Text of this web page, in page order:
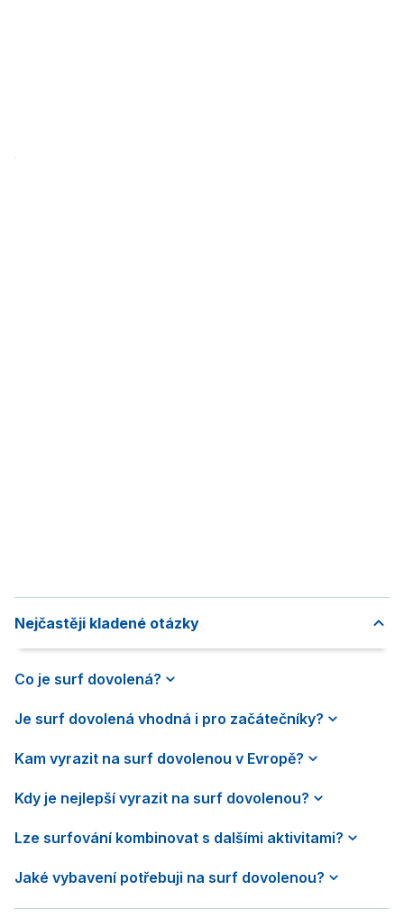
Nejčastěji kladené otázky
Co je surf dovolená?
Je surf dovolená vhodná i pro začátečníky?
Kam vyrazit na surf dovolenou v Evropě?
Kdy je nejlepší vyrazit na surf dovolenou?
Lze surfování kombinovat s dalšími aktivitami?
Jaké vybavení potřebuji na surf dovolenou?